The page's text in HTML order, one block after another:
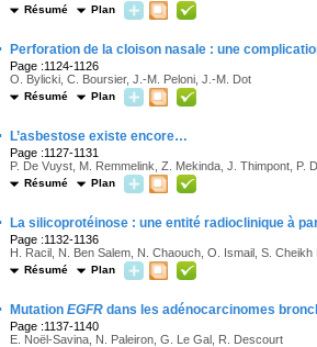
Résumé Plan
Perforation de la cloison nasale : une
Page :1124-1126
O. Bylicki, C. Boursier, J.-M. Peloni, J.-M. Dot
Résumé Plan
L’asbestose existe encore…
Page :1127-1131
P. De Vuyst, M. Remmelink, Z. Mekinda, J. Thimpont, P.
Résumé Plan
La silicoprotéinose : une entité radioclinique à
Page :1132-1136
H. Racil, N. Ben Salem, N. Chaouch, O. Ismail, S.
Résumé Plan
Mutation EGFR dans les adénocarcinomes
Page :1137-1140
E. Noël-Savina, N. Paleiron, G. Le Gal, R. Descourt